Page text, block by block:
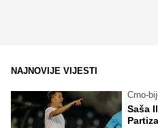
NAJNOVIJE VIJESTI
Crno-
Saša